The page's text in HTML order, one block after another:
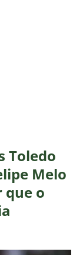
Toledo
Melo
que o